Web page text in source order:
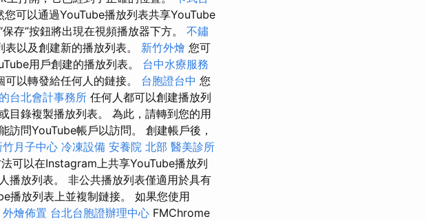
您可以通過YouTube播放列表共享YouTube
存”按鈕將出現在視頻播放器下方。 不鏽
以及創建新的播放列表。 新竹外燴 您可
用戶創建的播放列表。 台中水療服務
以轉發給任何人的鏈接。 台胞證台中 您
台北會計事務所 任何人都可以創建播放列
目錄複製播放列表。 為此，請轉到您的用
訪問YouTube帳戶以訪問。 創建帳戶後，
竹月子中心 冷凍設備 安養院 北部 醫美診所
可以在Instagram上共享YouTube播放列
播放列表。 非公共播放列表僅適用於具有
播放列表上並複制鏈接。 如果您使用
外燴佈置 台北台胞證辦理中心 FMChrome